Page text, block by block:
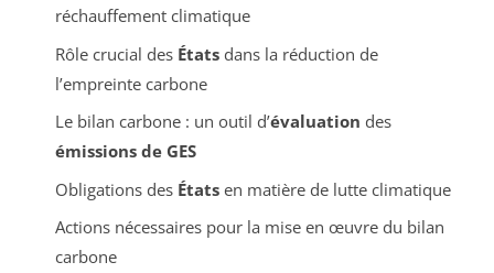
réchauffement climatique
Rôle crucial des Étatsdans la réduction de
l’empreinte carbone
Le bilan carbone : un outil d’évaluation des
émissions de GES
Obligations des Étatsen matière de lutte climatique
Actions nécessaires pour la mise en œuvre du bilan
carbone